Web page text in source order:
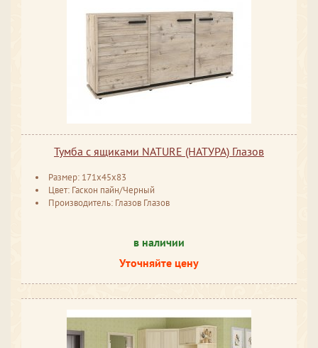
Тумба с ящиками NATURE (НАТУРА) Глазов
Размер: 171x45x83
Цвет: Гаскон пайн/Черный
Производитель: Глазов Глазов
в наличии
Уточняйте цену